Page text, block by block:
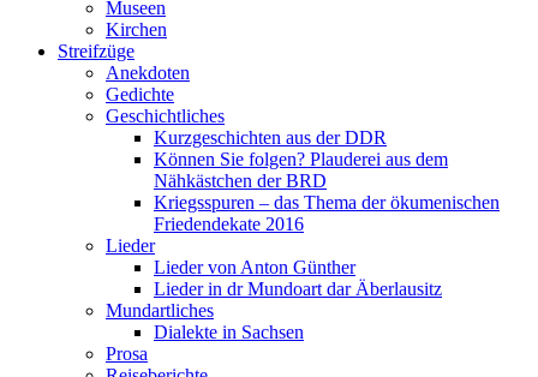
Museen
Kirchen
Streifzüge
Anekdoten
Gedichte
Geschichtliches
Kurzgeschichten aus der DDR
Können Sie folgen? Plauderei aus dem
Nähkästchen der BRD
Kriegsspuren – das Thema der ökumenischen
Friedendekate 2016
Lieder
Lieder von Anton Günther
Lieder in dr Mundoart dar Äberlausitz
Mundartliches
Dialekte in Sachsen
Prosa